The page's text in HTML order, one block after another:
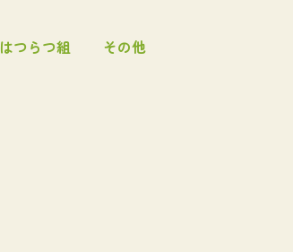
はつらつ組 その他